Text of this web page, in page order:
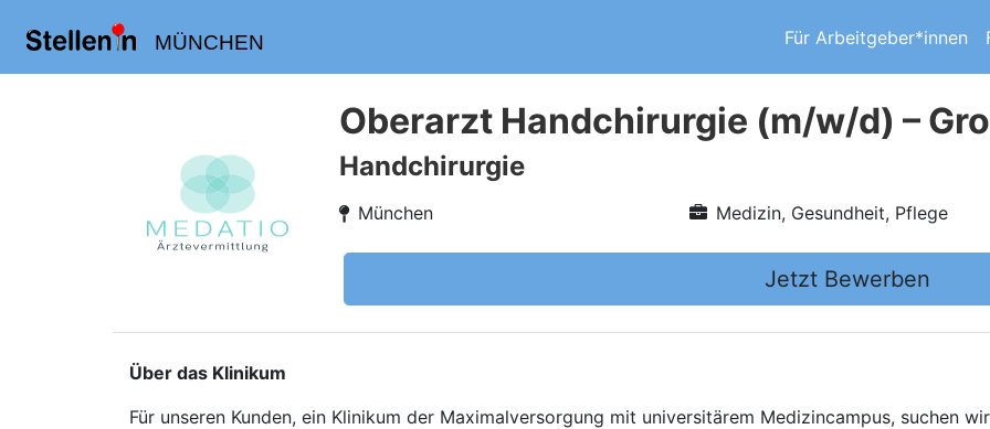
MÜNCHEN Für Arbeitgeber*innen
Oberarzt Handchirurgie (m/w/d) –
Handchirurgie
München Medizin, Gesundheit, Pflege
Jetzt Bewerben
Über das Klinikum
Für unseren Kunden, ein Klinikum der Maximalversorgung mit universitärem Medizincampus, suchen